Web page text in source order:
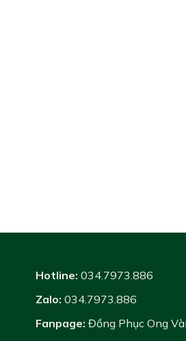
Hotline: 034.7973.886
Zalo: 034.7973.886
Fanpage: Đồng Phục Ong